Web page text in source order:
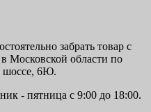
забрать товар с
Московской области по
шоссе, 6Ю.
- пятница с 9:00 до 18:00.